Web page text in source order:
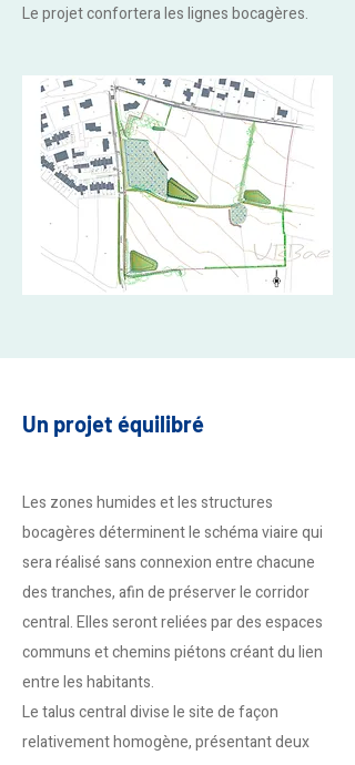
Le projet confortera les lignes bocagères.
Un projet équilibré
Les zones humides et les structures
bocagères déterminent le schéma viaire qui
sera réalisé sans connexion entre chacune
des tranches, afin de préserver le corridor
central. Elles seront reliées par des espaces
communs et chemins piétons créant du lien
entre les habitants.
Le talus central divise le site de façon
relativement homogène, présentant deux